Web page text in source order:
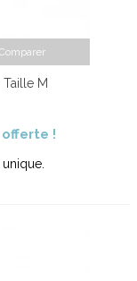
Taille M
offerte !